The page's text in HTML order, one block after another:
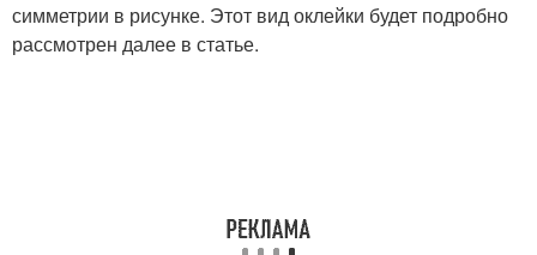
симметрии в рисунке. Этот вид оклейки будет подробно
рассмотрен далее в статье.